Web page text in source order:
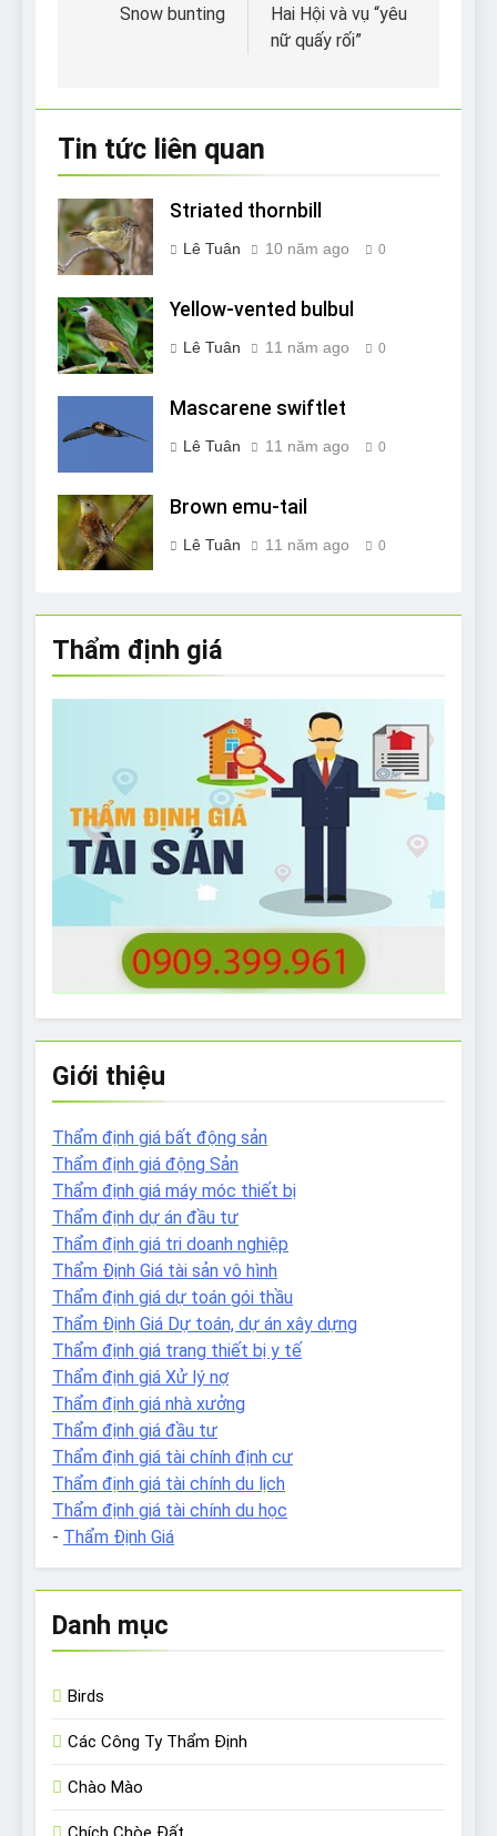
hướng
Snow bunting
Hai Hội và vụ “yêu
nữ quấy rối”
Tin tức liên quan
Striated thornbill
Lê Tuân 10 năm ago 0
Yellow-vented bulbul
Lê Tuân 11 năm ago 0
Mascarene swiftlet
Lê Tuân 11 năm ago 0
Brown emu-tail
Lê Tuân 11 năm ago 0
Thẩm định giá
Giới thiệu
Thẩm định giá bất động sản
Thẩm định giá động Sản
Thẩm định giá máy móc thiết bị
Thẩm định dự án đầu tư
Thẩm định giá tri doanh nghiệp
Thẩm Định Giá tài sản vô hình
Thẩm định giá dự toán gói thầu
Thẩm Định Giá Dự toán, dự án xây dựng
Thẩm định giá trang thiết bị y tế
Thẩm định giá Xử lý nợ
Thẩm định giá nhà xưởng
Thẩm định giá đầu tư
Thẩm định giá tài chính định cư
Thẩm định giá tài chính du lịch
Thẩm định giá tài chính du học
- Thẩm Định Giá
Danh mục
Birds
Các Công Ty Thẩm Định
Chào Mào